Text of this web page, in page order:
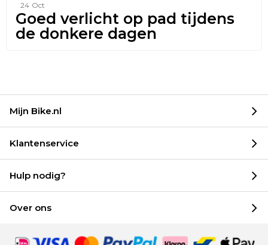
24 Oct
Goed verlicht op pad tijdens
de donkere dagen
Mijn Bike.nl
Klantenservice
Hulp nodig?
Over ons